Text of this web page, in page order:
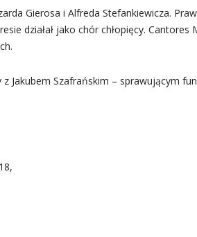
Gierosa i Alfreda Stefankiewicza.
działał jako chór chłopięcy.
Jakubem Szafrańskim – sprawującym